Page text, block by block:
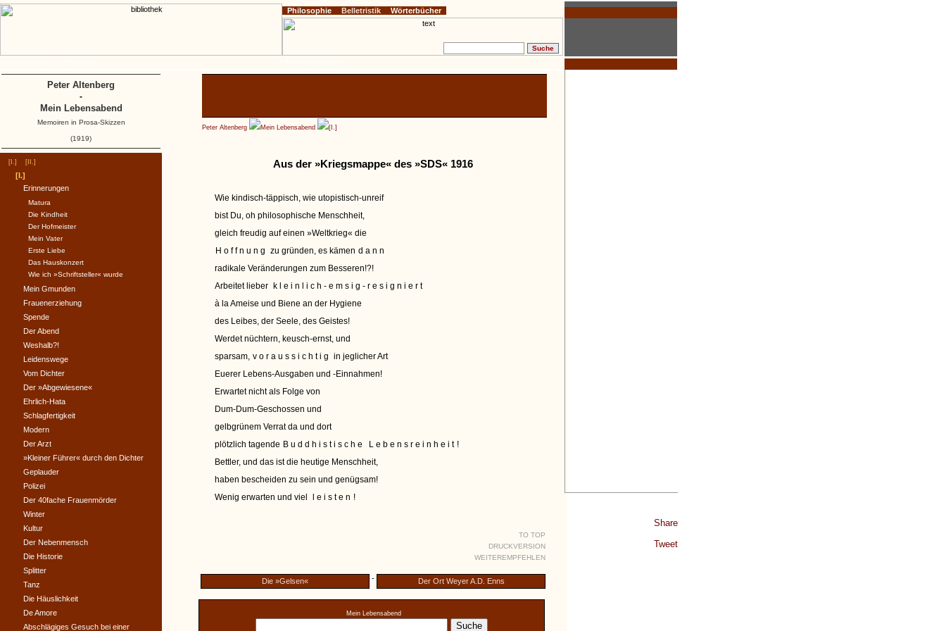
Share
Tweet
Peter Altenberg Mein Lebensabend [I.]
Aus der »Kriegsmappe« des »SDS« 1916
Wie kindisch-täppisch, wie utopistisch-unreif
bist Du, oh philosophische Menschheit,
gleich freudig auf einen »Weltkrieg« die
Hoffnung zu gründen, es kämen dann
radikale Veränderungen zum Besseren!?!
Arbeitet lieber kleinlich-emsig-resigniert
à la Ameise und Biene an der Hygiene
des Leibes, der Seele, des Geistes!
Werdet nüchtern, keusch-ernst, und
sparsam, voraussichtig in jeglicher Art
Euerer Lebens-Ausgaben und -Einnahmen!
Erwartet nicht als Folge von
Dum-Dum-Geschossen und
gelbgrünem Verrat da und dort
plötzlich tagende Buddhistische Lebensreinheit !
Bettler, und das ist die heutige Menschheit,
haben bescheiden zu sein und genügsam!
Wenig erwarten und viel
leisten !
TO TOP
DRUCKVERSION
WEITEREMPFEHLEN
Die »Gelsen« - Der Ort Weyer A.D. Enns
Mein Lebensabend
[I.] [II.]
[I.]
Erinnerungen
Matura
Die Kindheit
Der Hofmeister
Mein Vater
Erste Liebe
Das Hauskonzert
Wie ich »Schriftsteller« wurde
Mein Gmunden
Frauenerziehung
Spende
Der Abend
Weshalb?!
Leidenswege
Vom Dichter
Der »Abgewiesene«
Ehrlich-Hata
Schlagfertigkeit
Modern
Der Arzt
»Kleiner Führer« durch den Dichter
Geplauder
Polizei
Der 40fache Frauenmörder
Winter
Kultur
Der Nebenmensch
Die Historie
Splitter
Tanz
Die Häuslichkeit
De Amore
Abschlägiges Gesuch bei einer
Philosophie Belletristik Wörterbücher
Peter Altenberg
-
Mein Lebensabend
Memoiren in Prosa-Skizzen
(1919)